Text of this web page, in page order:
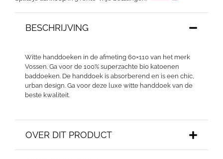
BESCHRIJVING
Witte handdoeken in de afmeting 60×110 van het merk
Vossen. Ga voor de 100% superzachte bio katoenen
baddoeken. De handdoek is absorberend en is een chic,
urban design. Ga voor deze luxe witte handdoek van de
beste kwaliteit.
OVER DIT PRODUCT